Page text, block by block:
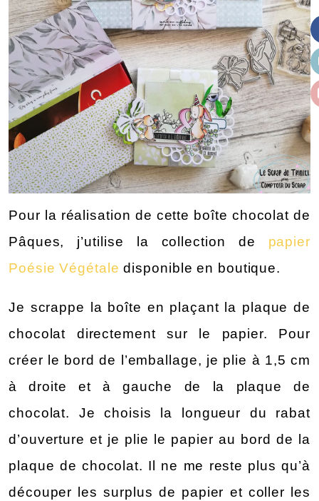
Pour la réalisation de cette boîte chocolat de
Pâques, j’utilise la collection de papier
Poésie Végétale disponible en boutique.
Je scrappe la boîte en plaçant la plaque de
chocolat directement sur le papier. Pour
créer le bord de l’emballage, je plie à 1,5 cm
à droite et à gauche de la plaque de
chocolat. Je choisis la longueur du rabat
d’ouverture et je plie le papier au bord de la
plaque de chocolat. Il ne me reste plus qu’à
découper les surplus de papier et coller les